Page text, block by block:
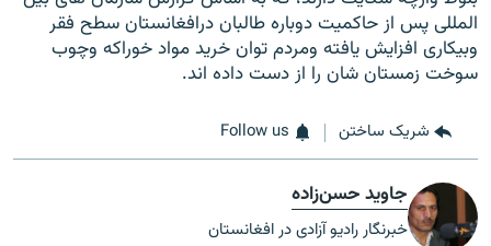
المللی پس از حاکمیت دوباره طالبان درافغانستان سطح فقر
وبیکاری افزایش یافته ومردم توان خرید مواد خوراکه وچوب
سوخت زمستان شان را از دست داده اند.
شریک ساختن Follow us
جاوید حسن‌زاده
خبرنگار رادیو آزادی در افغانستان